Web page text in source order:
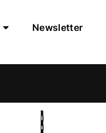
Newsletter